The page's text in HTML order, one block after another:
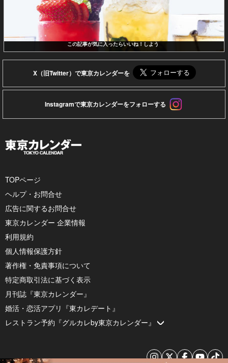
この記事が気に入ったらいいね！しよう
X（旧Twitter）で東京カレンダーを
Instagramで東京カレンダーをフォローする
TOPページ
ヘルプ・お問合せ
広告に関するお問合せ
東京カレンダー 企業情報
利用規約
個人情報保護方針
著作権・免責事項について
特定商取引法に基づく表示
月刊誌『東京カレンダー』
婚活・恋活アプリ『東カレデート』
レストラン予約『グルカレby東京カレンダー』